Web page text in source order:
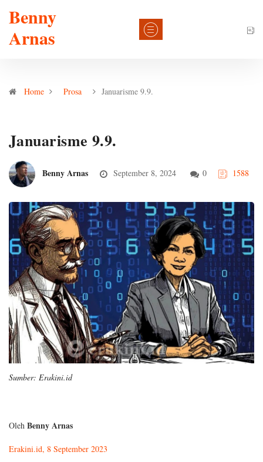
Benny
Arnas
Home Prosa Januarisme 9.9.
Januarisme 9.9.
Benny Arnas September 8, 2024 0 1588
Sumber: Erakini.id
Oleh Benny Arnas
Erakini.id, 8 September 2023